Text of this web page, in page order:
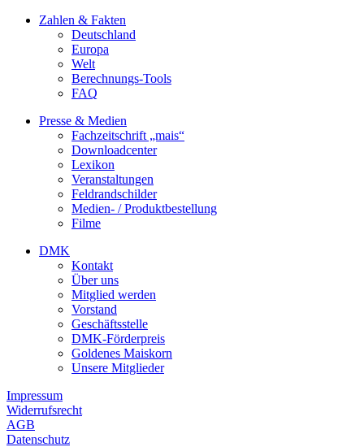
Zahlen & Fakten
Deutschland
Europa
Welt
Berechnungs-Tools
FAQ
Presse & Medien
Fachzeitschrift „mais“
Downloadcenter
Lexikon
Veranstaltungen
Feldrandschilder
Medien- / Produktbestellung
Filme
DMK
Kontakt
Über uns
Mitglied werden
Vorstand
Geschäftsstelle
DMK-Förderpreis
Goldenes Maiskorn
Unsere Mitglieder
Impressum
Widerrufsrecht
AGB
Datenschutz